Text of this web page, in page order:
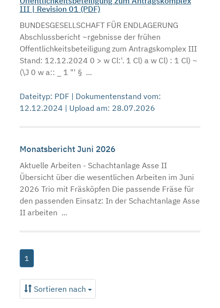
III | Revision 01 (PDF)
BUNDESGESELLSCHAFT FÜR ENDLAGERUNG
Abschlussbericht ~rgebnisse der frühen
Offentlichkeitsbeteiligung zum Antragskomplex III
Stand: 12.12.2024 0 > w Cl:'. 1 Cl) a w Cl) : 1 Cl) ~
(\J 0 w a:: _ 1 "' § ...
Dateityp: PDF | Dokumentenstand vom:
12.12.2024 | Upload am: 28.07.2026
Monatsbericht Juni 2026
Aktuelle Arbeiten - Schachtanlage Asse II
Übersicht über die wesentlichen Arbeiten im Juni
2026 Trio mit Fräsköpfen Die passende Fräse für
den passenden Einsatz: In der Schachtanlage Asse
II arbeiten ...
1
Sortieren nach